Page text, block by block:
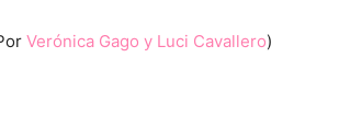
Verónica Gago y Luci Cavallero)